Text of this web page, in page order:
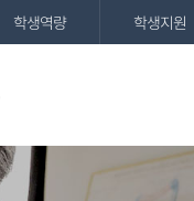
학생역량 학생지원